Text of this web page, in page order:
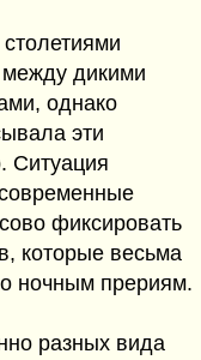
между дикими
однако
эти
Ситуация
фиксировать
которые весьма
ночным прериям.
разных вида